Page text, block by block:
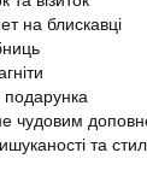
на блискавці
подарунка
чудовим
та